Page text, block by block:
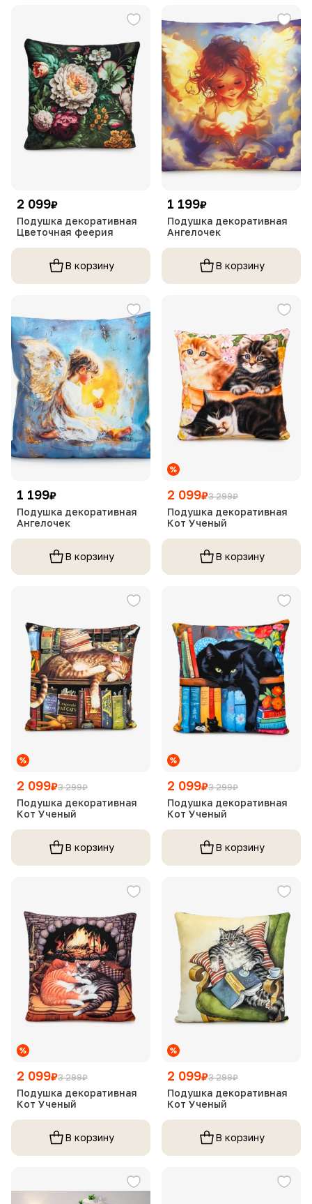
2 099₽
Подушка декоративная
Цветочная феерия
В корзину
1 199₽
Подушка декоративная
Ангелочек
В корзину
1 199₽
Подушка декоративная
Ангелочек
В корзину
2 099₽3 299₽
Подушка декоративная
Кот Ученый
В корзину
2 099₽3 299₽
Подушка декоративная
Кот Ученый
В корзину
2 099₽3 299₽
Подушка декоративная
Кот Ученый
В корзину
2 099₽3 299₽
Подушка декоративная
Кот Ученый
В корзину
2 099₽3 299₽
Подушка декоративная
Кот Ученый
В корзину